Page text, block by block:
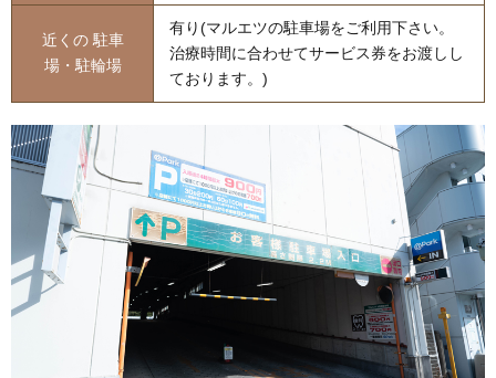
近くの 駐車
場・駐輪場
有り(マルエツの駐車場をご利用下さい。
治療時間に合わせてサービス券をお渡しし
ております。)